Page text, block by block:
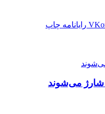
رایانامه چاپ
شارژ می‌شوند